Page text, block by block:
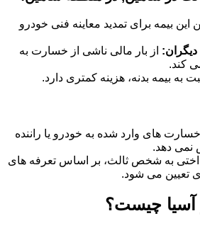
این بیمه برای تمدید معاینه فنی خودرو
از بار مالی ناشی از خسارت به
کند.
به بیمه بدنه، هزینه کمتری دارد.
های وارد شده به خودرو یا راننده
نمی دهد.
به شخص ثالث، بر اساس تعرفه های
تعیین می شود.
آسیا چیست؟